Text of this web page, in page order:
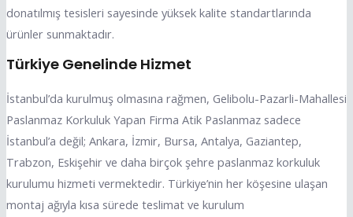
donatılmış tesisleri sayesinde yüksek kalite standartlarında
ürünler sunmaktadır.
Türkiye Genelinde Hizmet
İstanbul’da kurulmuş olmasına rağmen, Gelibolu-Pazarli-Mahallesi
Paslanmaz Korkuluk Yapan Firma Atik Paslanmaz sadece
İstanbul’a değil; Ankara, İzmir, Bursa, Antalya, Gaziantep,
Trabzon, Eskişehir ve daha birçok şehre paslanmaz korkuluk
kurulumu hizmeti vermektedir. Türkiye’nin her köşesine ulaşan
montaj ağıyla kısa sürede teslimat ve kurulum